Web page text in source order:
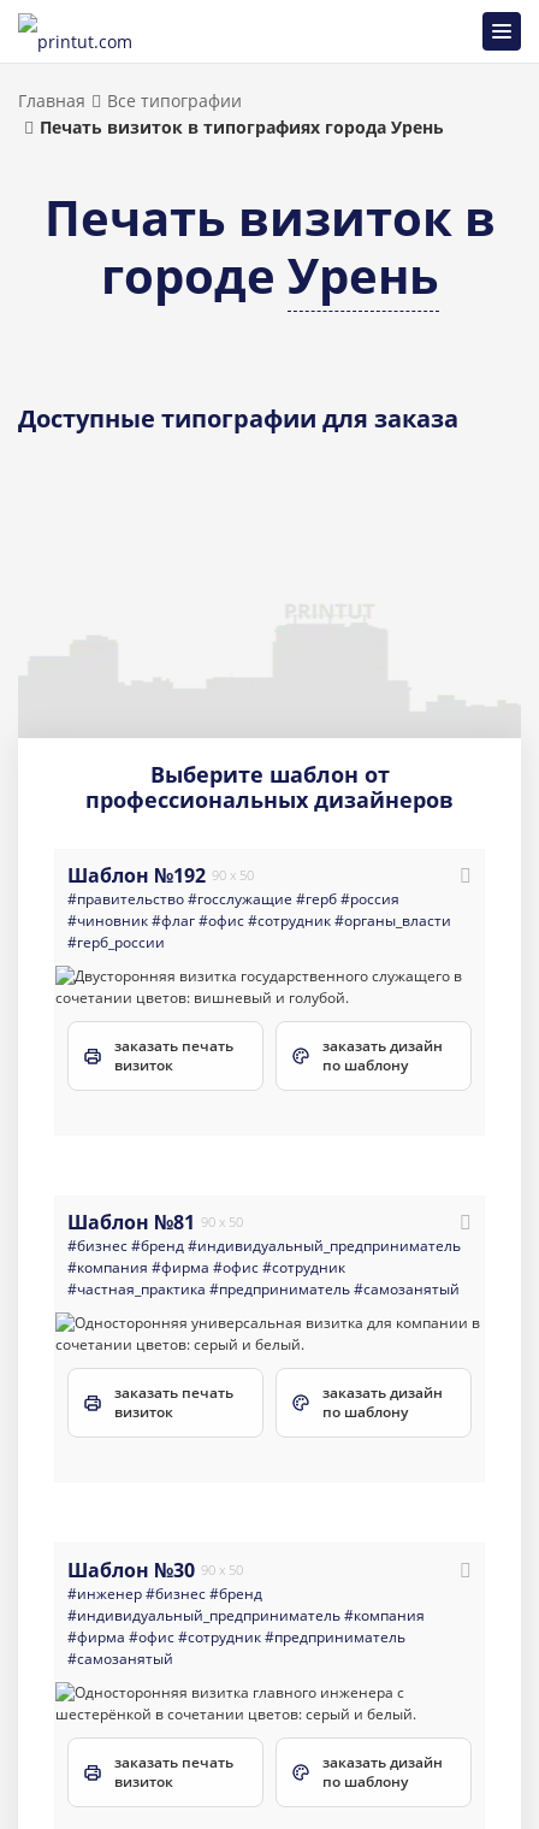
Главная
Все типографии
Печать визиток в типографиях города Урень
Печать визиток в
городе Урень
Доступные типографии для заказа
Выберите шаблон от
профессиональных дизайнеров
Шаблон №192 90 x 50
#правительство#госслужащие #герб#россия
#чиновник#флаг#офис#сотрудник#органы_власти
#герб_россии
заказать печать
визиток
заказать дизайн
по шаблону
Шаблон №81 90 x 50
#бизнес#бренд#индивидуальный_предприниматель
#компания #фирма #офис#сотрудник
#частная_практика #предприниматель#самозанятый
заказать печать
визиток
заказать дизайн
по шаблону
Шаблон №30 90 x 50
#инженер#бизнес#бренд
#индивидуальный_предприниматель#компания
#фирма #офис#сотрудник#предприниматель
#самозанятый
заказать печать
визиток
заказать дизайн
по шаблону